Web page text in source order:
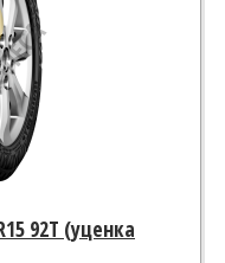
92T (уценка